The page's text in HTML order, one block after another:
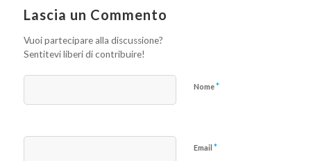
Lascia un Commento
Vuoi partecipare alla discussione?
Sentitevi liberi di contribuire!
Nome*
Email *